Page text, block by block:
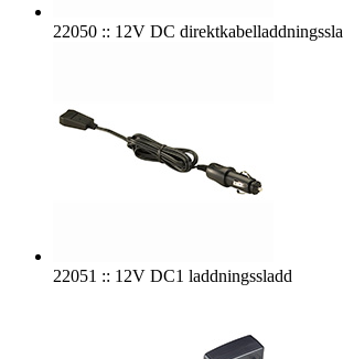
22050 :: 12V DC
22051 :: 12V DC1 laddningssladd